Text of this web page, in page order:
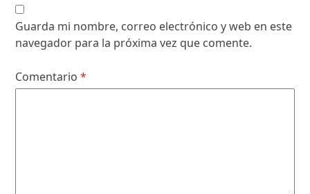
Guarda mi nombre, correo electrónico y web en este
navegador para la próxima vez que comente.
Comentario*